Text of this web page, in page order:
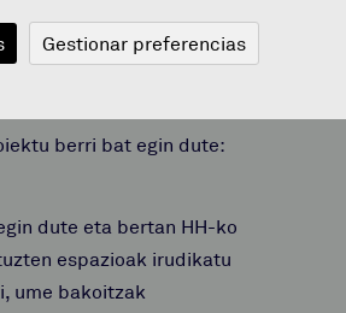
berri
berri bat egin dute:
dute eta bertan HH-ko
espazioak irudikatu
ume bakoitzak
Gestionar preferencias